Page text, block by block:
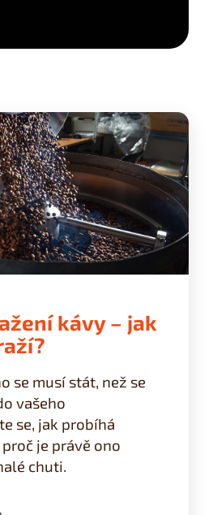
kávy – jak
se musí stát, než se
vašeho
se, jak probíhá
je právě ono
chuti.